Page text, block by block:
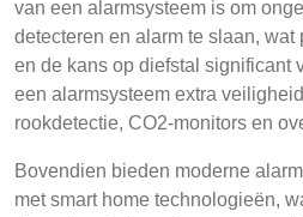
van een alarmsysteem is om
detecteren en alarm te slaan,
en de kans op diefstal significant
een alarmsysteem extra
rookdetectie, CO2-monitors en
Bovendien bieden moderne
met smart home technologieën,